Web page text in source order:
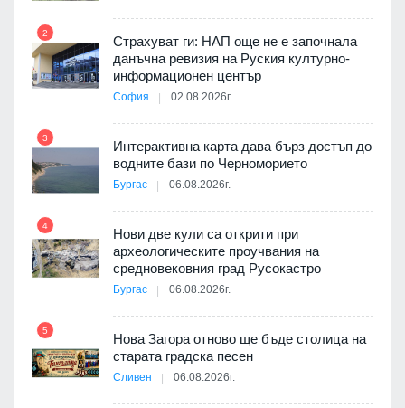
2
Страхуват ги: НАП още не е започнала
данъчна ревизия на Руския културно-
информационен център
София 02.08.2026г.
3
Интерактивна карта дава бърз достъп до
водните бази по Черноморието
Бургас 06.08.2026г.
4
Нови две кули са открити при
археологическите проучвания на
средновековния град Русокастро
Бургас 06.08.2026г.
5
Нова Загора отново ще бъде столица на
старата градска песен
Сливен 06.08.2026г.